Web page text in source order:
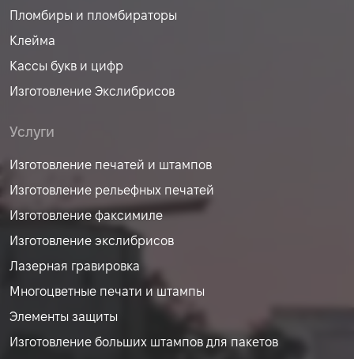
Услуги
Изготовление печатей и штампов
Изготовление рельефных печатей
Изготовление факсимиле
Изготовление экслибрисов
Лазерная гравировка
Многоцветные печати и штампы
Элементы защиты
Изготовление больших штампов для пакетов
Пломбиры и пломбираторы
Клейма
Кассы букв и цифр
Изготовление Экслибрисов